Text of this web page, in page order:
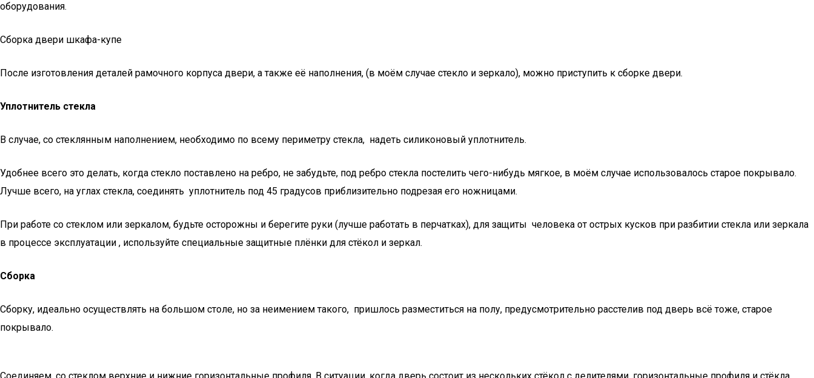
оборудования.
Сборка двери шкафа-купе
После изготовления деталей рамочного корпуса двери, а также её наполнения, (в моём случае стекло и зеркало), можно приступить к сборке двери.
Уплотнитель стекла
В случае, со стеклянным наполнением, необходимо по всему периметру стекла, надеть силиконовый уплотнитель.
Удобнее всего это делать, когда стекло поставлено на ребро, не забудьте, под ребро стекла постелить чего-нибудь мягкое, в моём случае использовалось старое покрывало.
Лучше всего, на углах стекла, соединять уплотнитель под 45 градусов приблизительно подрезая его ножницами.
При работе со стеклом или зеркалом, будьте осторожны и берегите руки (лучше работать в перчатках), для защиты человека от острых кусков при разбитии стекла или зеркала
в процессе эксплуатации , используйте специальные защитные плёнки для стёкол и зеркал.
Сборка
Сборку, идеально осуществлять на большом столе, но за неимением такого, пришлось разместиться на полу, предусмотрительно расстелив под дверь всё тоже, старое
покрывало.